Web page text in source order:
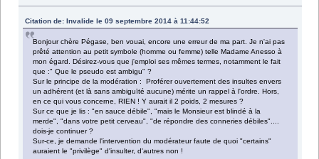
Citation de: Invalide le 09 septembre 2014 à 11:44:52
Bonjour chère Pégase, ben vouai, encore une erreur de ma part. Je n'ai pas
prêté attention au petit symbole (homme ou femme) telle Madame Anesso à
mon égard. Désirez-vous que j'emploi ses mêmes termes, notamment le fait
que :" Que le pseudo est ambigu" ?
Sur le principe de la modération : Proférer ouvertement des insultes envers
un adhérent (et là sans ambiguïté aucune) mérite un rappel à l'ordre. Hors,
en ce qui vous concerne, RIEN ! Y aurait il 2 poids, 2 mesures ?
Sur ce que je lis : "en sauce débile", "mais le Monsieur est blindé à la
merde", "dans votre petit cerveau", "de répondre des conneries débiles"....
dois-je continuer ?
Sur-ce, je demande l'intervention du modérateur faute de quoi "certains"
auraient le "privilège" d'insulter, d'autres non !